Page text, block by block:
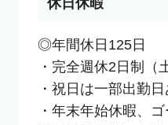
休日休暇
◎年間休日125日
・完全週休2日制（
・祝日は一部出勤日
・年末年始休暇、